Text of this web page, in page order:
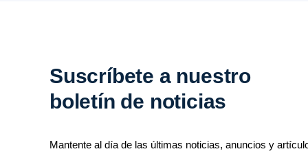
Suscríbete a nuestro
boletín de noticias
Mantente al día de las últimas noticias, anuncios y